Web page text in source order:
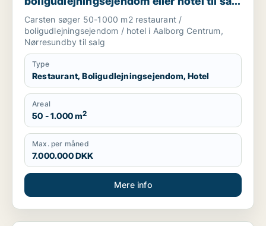
i Aalborg Centrum eller Nørresundby
Carsten søger 50-1000 m2 restaurant /
boligudlejningsejendom / hotel i Aalborg Centrum,
Nørresundby til salg
Type
Restaurant, Boligudlejningsejendom, Hotel
Areal
50 - 1.000 m2
Max. per måned
7.000.000 DKK
Mere info